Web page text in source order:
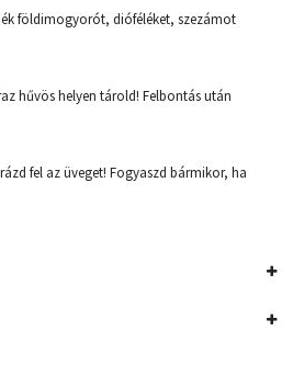
földimogyorót, dióféléket, szezámot
hűvös helyen tárold! Felbontás után
fel az üveget! Fogyaszd bármikor, ha